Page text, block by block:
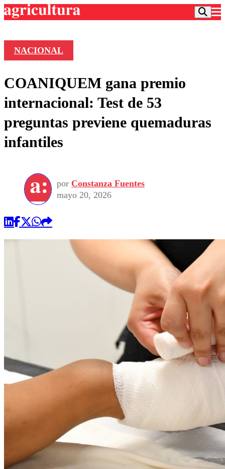
Frecuencias
Agricultura TV
Deportes
Colo Colo
Motor
Torneo Internacional
Torneo Nacional
Entretención
Internacional
Nacional
Vida Social
Programas
Comercial
NACIONAL
COANIQUEM gana premio
internacional: Test de 53
preguntas previene quemaduras
infantiles
por Constanza Fuentes
mayo 20, 2026